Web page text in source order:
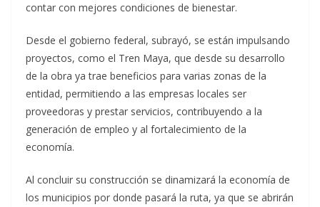
contar con mejores condiciones de bienestar.
Desde el gobierno federal, subrayó, se están impulsando
proyectos, como el Tren Maya, que desde su desarrollo
de la obra ya trae beneficios para varias zonas de la
entidad, permitiendo a las empresas locales ser
proveedoras y prestar servicios, contribuyendo a la
generación de empleo y al fortalecimiento de la
economía.
Al concluir su construcción se dinamizará la economía de
los municipios por donde pasará la ruta, ya que se abrirán